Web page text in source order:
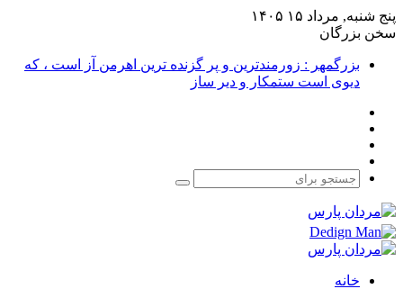
پنج شنبه, مرداد ۱۵ ۱۴۰۵
سخن بزرگان
بزرگمهر : زورمندترین و پر گزنده ترین اهرمن آز است ، که
دیوی است ستمکار و دیر ساز
جستجو
خانه